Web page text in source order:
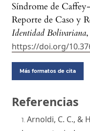
Síndrome de
Reporte de Caso y
Identidad Bolivariana,
https://doi.org/
Más formatos de cita
Referencias
Arnoldi, C. C., &